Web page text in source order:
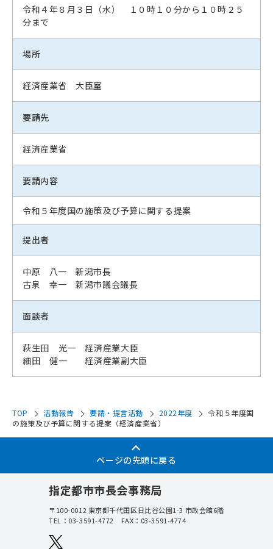
TOP 活動報告 要請・提言活動 2022年度
令和５年度国
の施策及び予算に関する提案（経済産業省）
令和４年８月３日（水） １０時１０分から１０時２５
分まで
場所
経済産業省 大臣室
要請先
経済産業省
要請内容
令和５年度国の施策及び予算に関する提案
提出者
中原 八一 新潟市長
古泉 幸一 新潟市議会議長
面談者
萩生田 光一 経済産業大臣
細田 健一 経済産業副大臣
ページの先頭に戻る
指定都市市長会事務局
〒100-0012 東京都千代田区日比谷公園1-3 市政会館6階
TEL： 03-3591-4772 FAX：03-3591-4774